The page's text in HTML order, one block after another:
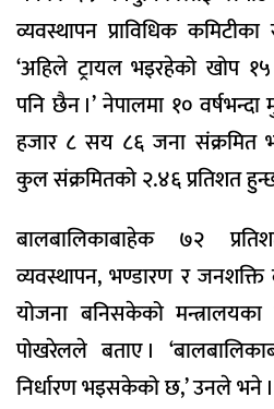
व्यवस्थापन प्राविधिक
‘अहिले ट्रायल भइरहेको खोप १५
पनि छैन ।’ नेपालमा १० वर्षभन्दा
हजार ८ सय ८६ जना
कुल संक्रमितको २.४६ प्रतिशत
बालबालिकाबाहेक ७२
व्यवस्थापन, भण्डारण र जनशक्ति
योजना बनिसकेको
पोखरेलले बताए ।
निर्धारण भइसकेको छ,’ उनले भने ।